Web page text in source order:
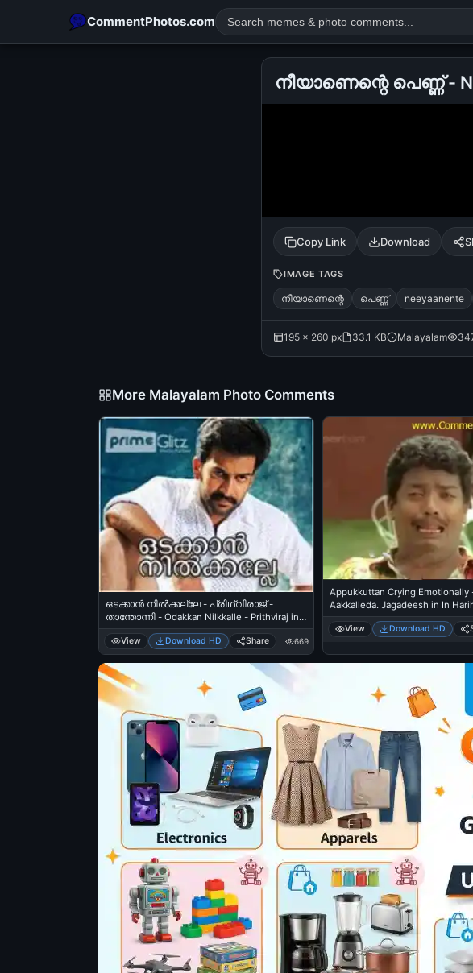
CommentPhotos.com
tamil comedy happy birthday good night
നീയാണെന്റെ പെണ്ണ്‍ -
Copy Link Download
IMAGE TAGS
നീയാണെന്റെ പെണ്ണ്‍ neeyaanente
195 × 260 px 33.1 KB Malayalam
More Malayalam Photo Comments
ഒടക്കാന്‍ നില്‍ക്കല്ലേ - പ്രിഥ്വിരാജ് -
താന്തോന്നി - Odakkan Nilkkalle - Prithviraj in
Thanthonni
View Download HD Share 669
Appukkuttan Crying Emotionally
Aakkalleda. Jagadeesh in In
View Download HD